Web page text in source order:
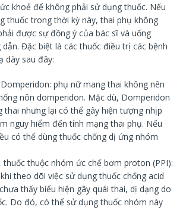
khoẻ để không phải sử dụng thuốc. Nếu
thuốc trong thời kỳ này, thai phụ không
được sự đồng ý của bác sĩ và uống
Đặc biệt là các thuốc điều trị các bệnh
dày sau đây:
phụ nữ mang thai không nên
nôn domperidon. Mặc dù, Domperidon
thai nhưng lại có thể gây hiện tượng nhịp
nguy hiểm đến tính mạng thai phụ. Nếu
có thể dùng thuốc chống dị ứng nhóm
thuốc thuộc nhóm ức chế bơm proton (PPI):
theo dõi việc sử dụng thuốc chống acid
thấy biểu hiện gây quái thai, dị dạng do
Do đó, có thể sử dụng thuốc nhóm này